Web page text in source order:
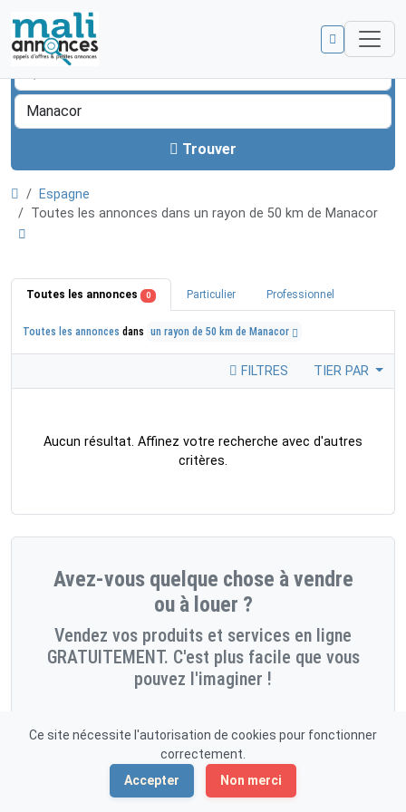
Trouver
Espagne
Toutes les annonces dans un rayon de 50 km de Manacor
Toutes les annonces 0 Particulier Professionnel
Toutes les annonces dans un rayon de 50 km de Manacor
FILTRES TIER PAR
Aucun résultat. Affinez votre recherche avec d'autres
critères.
Avez-vous quelque chose à vendre
ou à louer ?
Vendez vos produits et services en ligne
GRATUITEMENT. C'est plus facile que vous
pouvez l'imaginer !
Démarrez maintenant!
Ce site nécessite l'autorisation de cookies pour fonctionner
correctement.
Accepter
Non merci